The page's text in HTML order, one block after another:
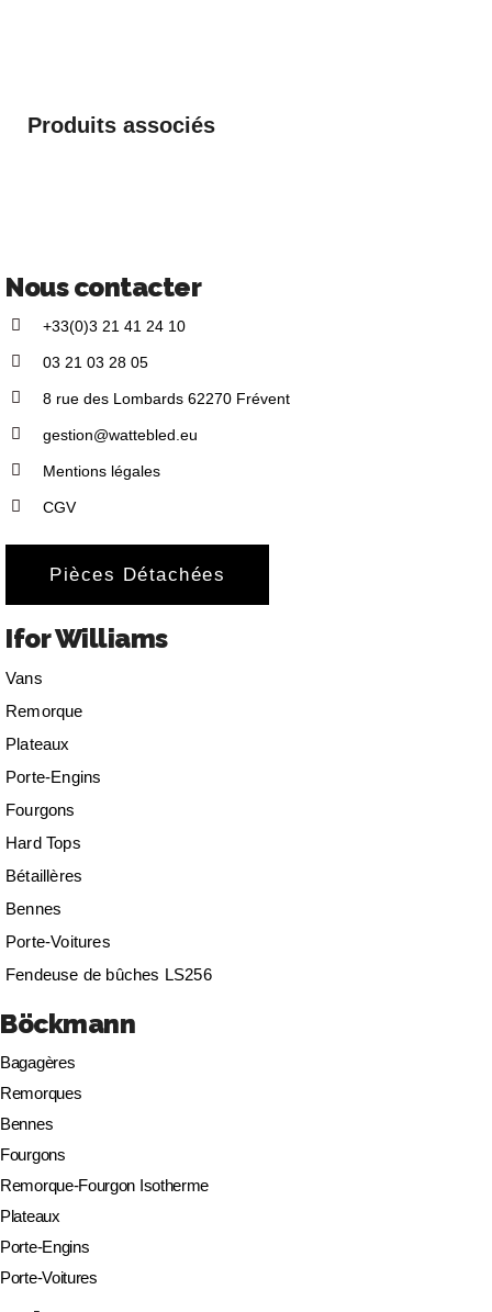
Produits associés
Nous contacter
+33(0)3 21 41 24 10
03 21 03 28 05
8 rue des Lombards 62270 Frévent
gestion@wattebled.eu
Mentions légales
CGV
Pièces Détachées
Ifor Williams
Vans
Remorque
Plateaux
Porte-Engins
Fourgons
Hard Tops
Bétaillères
Bennes
Porte-Voitures
Fendeuse de bûches LS256
Böckmann
Bagagères
Remorques
Bennes
Fourgons
Remorque-Fourgon Isotherme
Plateaux
Porte-Engins
Porte-Voitures